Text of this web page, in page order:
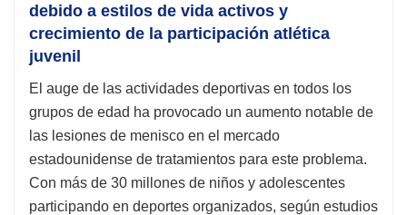
debido a estilos de vida activos y
crecimiento de la participación atlética
juvenil
El auge de las actividades deportivas en todos los
grupos de edad ha provocado un aumento notable de
las lesiones de menisco en el mercado
estadounidense de tratamientos para este problema.
Con más de 30 millones de niños y adolescentes
participando en deportes organizados, según estudios